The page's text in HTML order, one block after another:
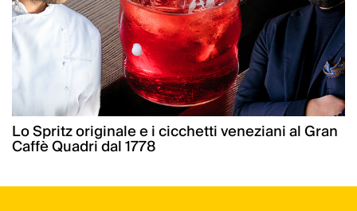
Lo Spritz originale e i cicchetti veneziani al Gran
Caffè Quadri dal 1778